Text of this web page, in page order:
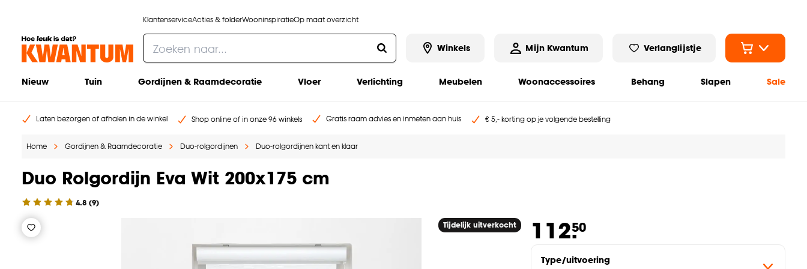
KlantenserviceActies & folderWooninspiratieOp maat overzicht
Winkels Mijn Kwantum Verlanglijstje
Nieuw Tuin Gordijnen & Raamdecoratie Vloer Verlichting Meubelen Woonaccessoires Behang Slapen Sale
Laten bezorgen of afhalen in de winkel Shop online of in onze 96 winkels Gratis raam advies en inmeten aan huis € 5,- korting op je volgende bestelling
Home Gordijnen & Raamdecoratie Duo-rolgordijnen Duo-rolgordijnen kant en klaar
Duo Rolgordijn Eva Wit 200x175 cm
4.8 (9)
Tijdelijk uitverkocht 112.50
Type/uitvoering